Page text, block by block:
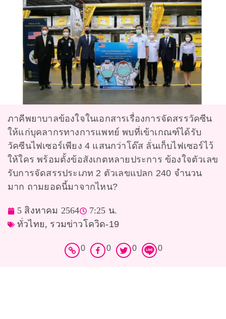
ภาคีพยาบาลข้องใจในเอกสารเรื่องการจัดสรรวัคซีน
ให้แก่บุคลากรทางการแพทย์ พบที่เข้าเกณฑ์ได้รับ
วัคซีนไฟเซอร์เพียง 4 แสนกว่าโด๊ส ลั่นเก็บไฟเซอร์ไว้
ให้ใคร พร้อมตั้งข้อสังเกตหลายประการ ข้องใจตัวเลข
รับการจัดสรรประเภท 2 ตัวเลขแปลก 240 จำนวน
มาก ถามยอดนี้มาจากไหน?
5 สิงหาคม 2564
7:25 น.
ทั่วไทย, รวมข่าวโควิด-19
0 0 0 0